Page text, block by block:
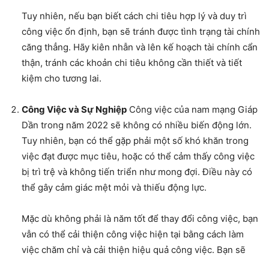
Tuy nhiên, nếu bạn biết cách chi tiêu hợp lý và duy trì
công việc ổn định, bạn sẽ tránh được tình trạng tài chính
căng thẳng. Hãy kiên nhẫn và lên kế hoạch tài chính cẩn
thận, tránh các khoản chi tiêu không cần thiết và tiết
kiệm cho tương lai.
Công Việc và Sự Nghiệp Công việc của nam mạng Giáp
Dần trong năm 2022 sẽ không có nhiều biến động lớn.
Tuy nhiên, bạn có thể gặp phải một số khó khăn trong
việc đạt được mục tiêu, hoặc có thể cảm thấy công việc
bị trì trệ và không tiến triển như mong đợi. Điều này có
thể gây cảm giác mệt mỏi và thiếu động lực.
Mặc dù không phải là năm tốt để thay đổi công việc, bạn
vẫn có thể cải thiện công việc hiện tại bằng cách làm
việc chăm chỉ và cải thiện hiệu quả công việc. Bạn sẽ